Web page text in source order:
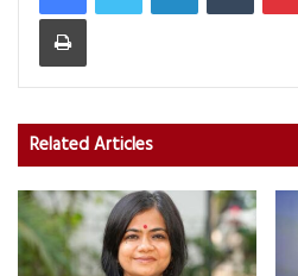
Print
Related Articles